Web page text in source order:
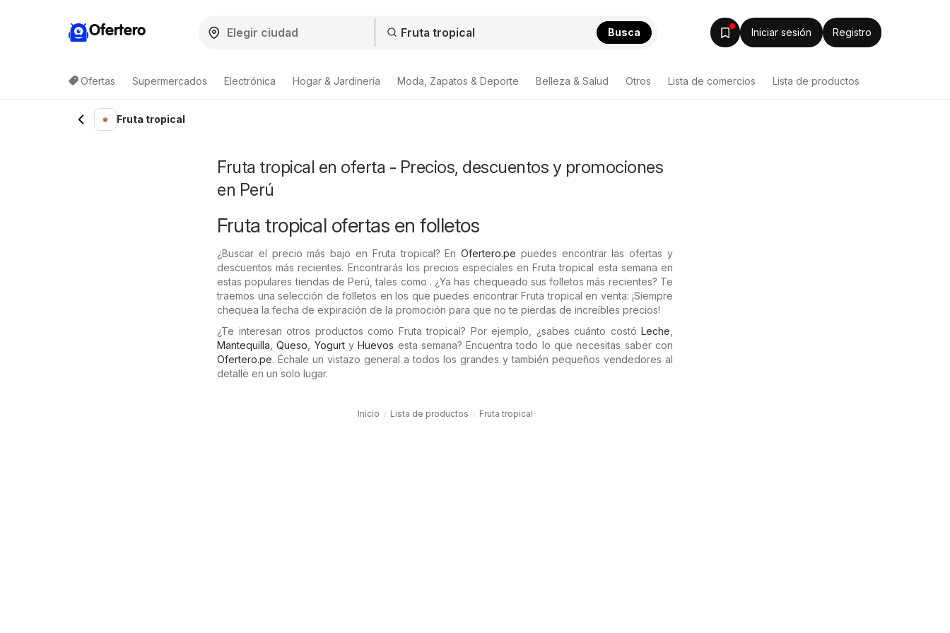
Ofertero Busca Iniciar sesión Registro
Ofertas Supermercados Electrónica Hogar & Jardinería Moda, Zapatos & Deporte Belleza & Salud Otros Lista de comercios Lista de productos
Fruta tropical
Fruta tropical en oferta - Precios, descuentos y promociones
en Perú
Fruta tropical ofertas en folletos
¿Buscar el precio más bajo en Fruta tropical? EnOfertero.pe puedes encontrar las ofertas y
descuentos más recientes. Encontrarás los precios especiales en Fruta tropical esta semana en
estas populares tiendas de Perú, tales como . ¿Ya has chequeado sus folletos más recientes? Te
traemos una selección de folletos en los que puedes encontrar Fruta tropical en venta: ¡Siempre
chequea la fecha de expiración de la promoción para que no te pierdas de increíbles precios!
¿Te interesan otros productos como Fruta tropical? Por ejemplo, ¿sabes cuánto costó Leche
Mantequilla ,Queso YogurtyHuevos esta semana? Encuentra todo lo que necesitas saber con
Ofertero.pe. Échale un vistazo general a todos los grandes y también pequeños vendedores al
detalle en un solo lugar.
Inicio Lista de productos Fruta tropical